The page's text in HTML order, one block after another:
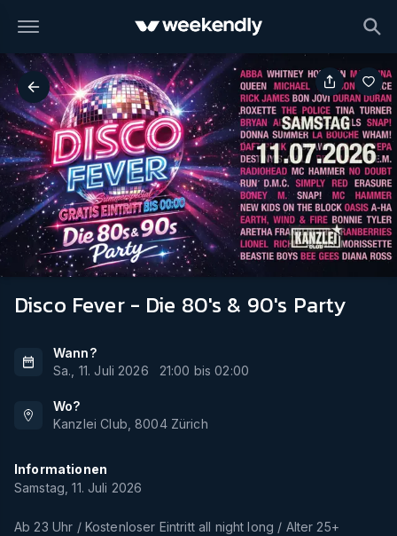
Disco Fever - Die 80's & 90's Party
Wann?
Sa., 11. Juli 2026
21:00 bis02:00
Wo?
Kanzlei Club ,8004 Zürich
Informationen
Samstag, 11. Juli 2026
Ab 23 Uhr / Kostenloser Eintritt all night long / Alter 25+